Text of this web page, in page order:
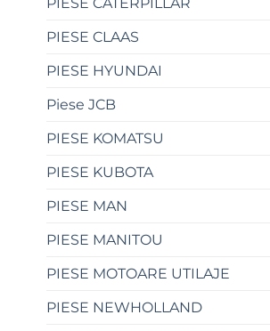
PIESE CLAAS
PIESE HYUNDAI
Piese JCB
PIESE KOMATSU
PIESE KUBOTA
PIESE MAN
PIESE MANITOU
PIESE MOTOARE UTILAJE
PIESE NEWHOLLAND